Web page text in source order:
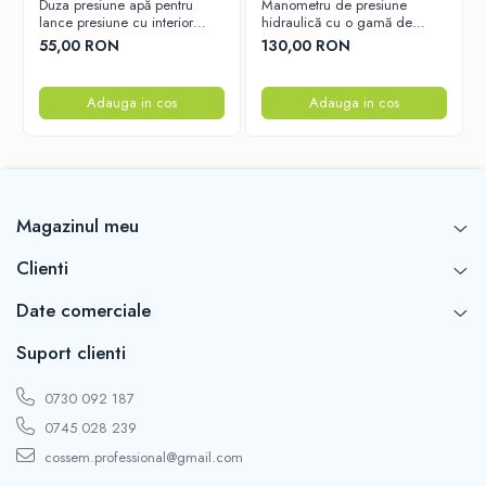
eficientă pentru aplicații
industriale.
minut, garantând o
capacitate de curățare
rapidă și eficientă.
Temperatura maximă:
160 grade Celsius, fiind
perfect pentru curățarea
Duza presiune apă pentru
lance presiune cu interior
ceramic 25x040 – Duza
durabilă pentru performanță
55,00 RON
Adauga in cos
Manometru de presiune
hidraulică cu o gamă de
măsurare de la 0 la 300 bar
130,00 RON
Adauga in cos
Magazinul meu
Clienti
Date comerciale
Suport clienti
0730 092 187
0745 028 239
cossem.professional@gmail.com